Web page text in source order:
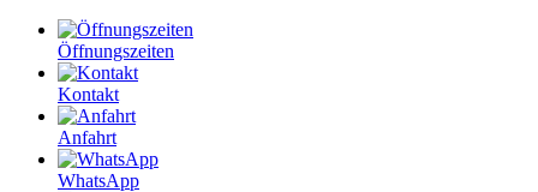
Öffnungszeiten
Kontakt
Anfahrt
WhatsApp